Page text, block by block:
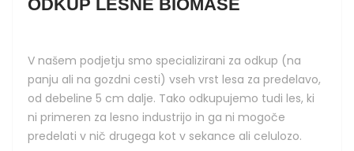
ODKUP LESNE BIOMASE
V našem podjetju smo specializirani za odkup (na
panju ali na gozdni cesti) vseh vrst lesa za predelavo,
od debeline 5 cm dalje. Tako odkupujemo tudi les, ki
ni primeren za lesno industrijo in ga ni mogoče
predelati v nič drugega kot v sekance ali celulozo.